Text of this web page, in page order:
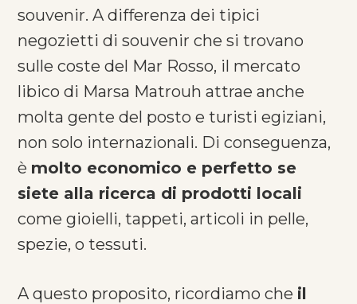
souvenir. A differenza dei tipici
negozietti di souvenir che si trovano
sulle coste del Mar Rosso, il mercato
libico di Marsa Matrouh attrae anche
molta gente del posto e turisti egiziani,
non solo internazionali. Di conseguenza,
è molto economico e perfetto se
siete alla ricerca di prodotti locali
come gioielli, tappeti, articoli in pelle,
spezie, o tessuti.
A questo proposito, ricordiamo che il